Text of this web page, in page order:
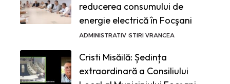
reducerea consumului de
energie electrică în Focşani
ADMINISTRATIV STIRI VRANCEA
Cristi Misăilă: Ședința
extraordinară a Consiliului